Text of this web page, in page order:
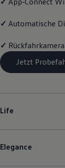
✓ Automatische
✓
Jetzt
Life
Elegance